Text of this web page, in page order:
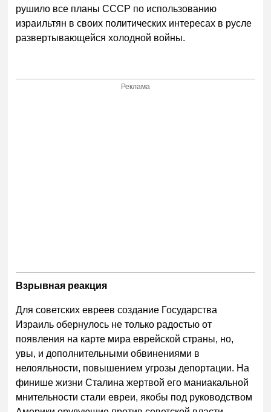
рушило все планы СССР по использованию
израильтян в своих политических интересах в русле
развертывающейся холодной войны.
Реклама
Взрывная реакция
Для советских евреев создание Государства
Израиль обернулось не только радостью от
появления на карте мира еврейской страны, но,
увы, и дополнительными обвинениями в
нелояльности, повышением угрозы депортации. На
финише жизни Сталина жертвой его маниакальной
мнительности стали евреи, якобы под руководством